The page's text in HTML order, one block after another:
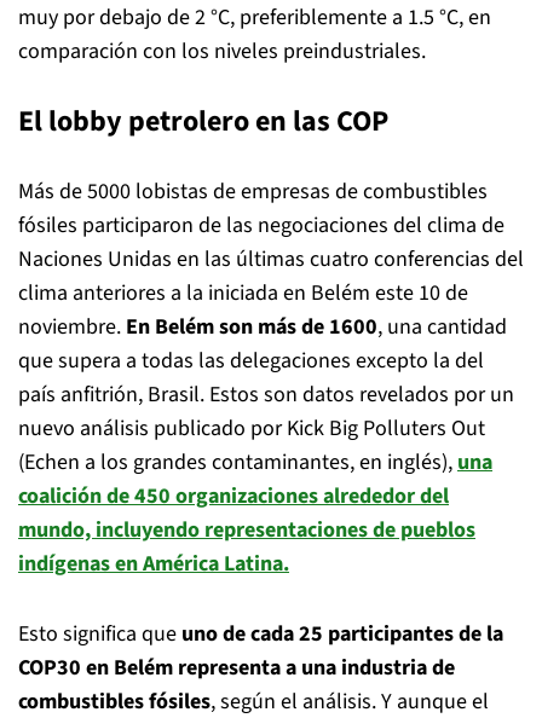
muy por debajo de 2 °C, preferiblemente a 1.5 °C, en
comparación con los niveles preindustriales.
El lobby petrolero en las COP
Más de 5000 lobistas de empresas de combustibles
fósiles participaron de las negociaciones del clima de
Naciones Unidas en las últimas cuatro conferencias del
clima anteriores a la iniciada en Belém este 10 de
noviembre. En Belém son más de 1600, una cantidad
que supera a todas las delegaciones excepto la del
país anfitrión, Brasil. Estos son datos revelados por un
nuevo análisis publicado por Kick Big Polluters Out
(Echen a los grandes contaminantes, en inglés),una
coalición de 450 organizaciones alrededor del
mundo, incluyendo representaciones de pueblos
indígenas en América Latina.
Esto significa que uno de cada 25 participantes de la
COP30 en Belém representa a una industria de
combustibles fósiles, según el análisis. Y aunque el